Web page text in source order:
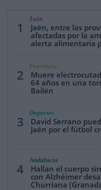
1
Jaén
Jaén, entre las
afectadas por la
alerta alimentaria
2
Provincia
Muere
64 años en una
Bailén
3
Deportes
David Serrano
Jaén por el fútbol
4
Andalucía
Hallan el cuerpo
con Alzhéimer
Churriana